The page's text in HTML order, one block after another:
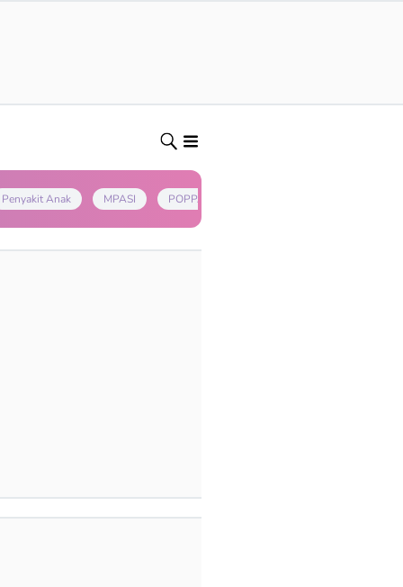
Penyakit Anak MPASI POPPAPA